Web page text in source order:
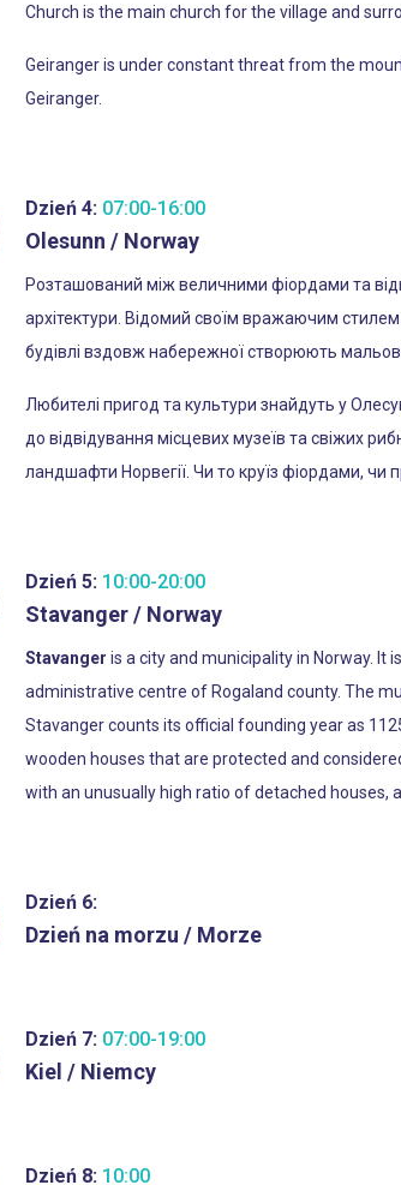
Church is the main church for the village and
Geiranger is under constant threat from the
Geiranger.
Dzień 4: 07:00-16:00
Olesunn / Norway
Розташований між величними фіордами та
архітектури. Відомий своїм вражаючим
будівлі вздовж набережної створюють
Любителі пригод та культури знайдуть у
до відвідування місцевих музеїв та свіжих
ландшафти Норвегії. Чи то круїз фіордами, чи
Dzień 5: 10:00-20:00
Stavanger / Norway
Stavanger is a city and municipality in Norway.
administrative centre of Rogaland county. The
Stavanger counts its official founding year as
wooden houses that are protected and
with an unusually high ratio of detached houses,
Dzień 6:
Dzień na morzu / Morze
Dzień 7: 07:00-19:00
Kiel / Niemcy
Dzień 8: 10:00